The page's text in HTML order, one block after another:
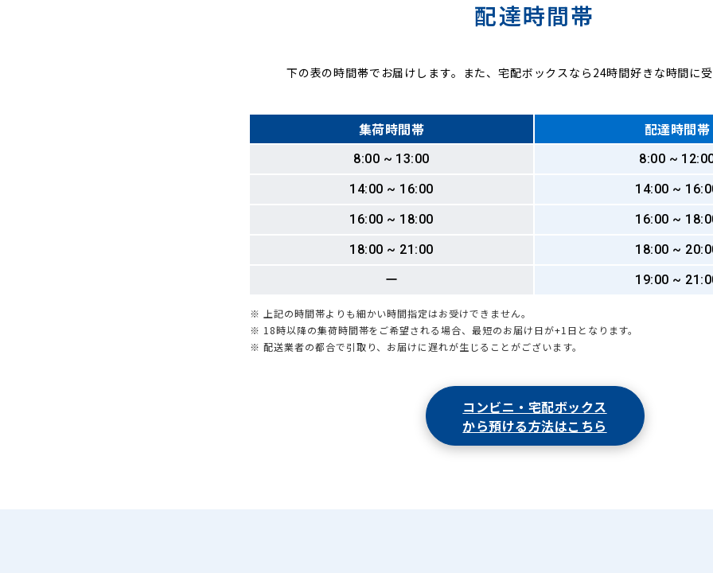
配達時間帯
下の表の時間帯でお届けします。また、宅配ボックスなら24時間好きな時間に受
集荷時間帯 配達時間帯
8:00 ~ 13:00
8:00 ~
14:00 ~ 16:00
14:00 ~
16:00 ~ 18:00
16:00 ~
18:00 ~ 21:00
18:00 ~
ー
19:00 ~
※ 上記の時間帯よりも細かい時間指定はお受けできません。
※ 18時以降の集荷時間帯をご希望される場合、最短のお届け日が+1日となります。
※ 配送業者の都合で引取り、お届けに遅れが生じることがございます。
コンビニ・宅配ボックス
から預ける方法はこちら